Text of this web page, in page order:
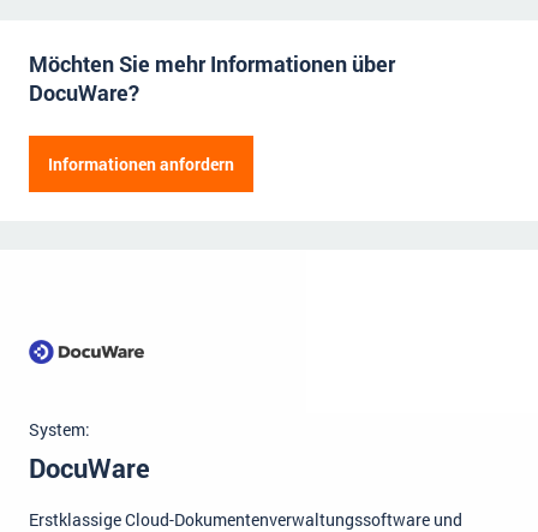
Impressum
Kontakt
Möchten Sie mehr Informationen über
DocuWare?
Anmerkungen (fakultativ)
Informationen anfordern
System:
DocuWare
Erstklassige Cloud-Dokumentenverwaltungssoftware und